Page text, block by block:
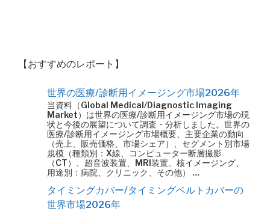
【おすすめのレポート】
世界の医療/診断用イメージング市場2026年
当資料（Global Medical/Diagnostic Imaging
Market）は世界の医療/診断用イメージング市場の現
状と今後の展望について調査・分析しました。世界の
医療/診断用イメージング市場概要、主要企業の動向
（売上、販売価格、市場シェア）、セグメント別市場
規模（種類別：X線、コンピューター断層撮影
（CT）、超音波装置、MRI装置、核イメージング、
用途別：病院、クリニック、その他） …
タイミングカバー/タイミングベルトカバーの
世界市場2026年